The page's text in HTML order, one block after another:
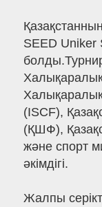
SEED
(ISCF),
(ҚШФ),
және спорт
әкімдігі.
Жалпы